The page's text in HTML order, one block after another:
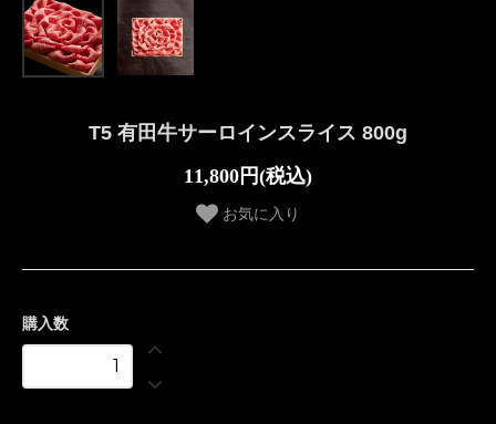
T5 有田牛サーロインスライス 800g
11,800円(税込)
お気に入り
購入数